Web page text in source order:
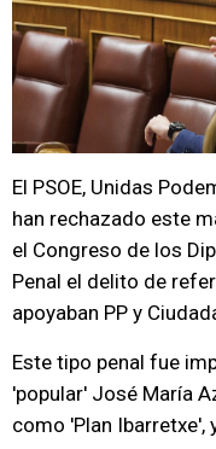
El PSOE, Unidas
han rechazado este
el Congreso de los
Penal el delito de
apoyaban PP y
Este tipo penal fue
'popular' José María
como 'Plan Ibarretxe',